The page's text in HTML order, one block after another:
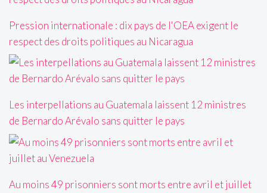
Pression internationale : dix pays de l'OEA exigent le
respect des droits politiques au Nicaragua
Les interpellations au Guatemala laissent 12 ministres
de Bernardo Arévalo sans quitter le pays
Au moins 49 prisonniers sont morts entre avril et juillet